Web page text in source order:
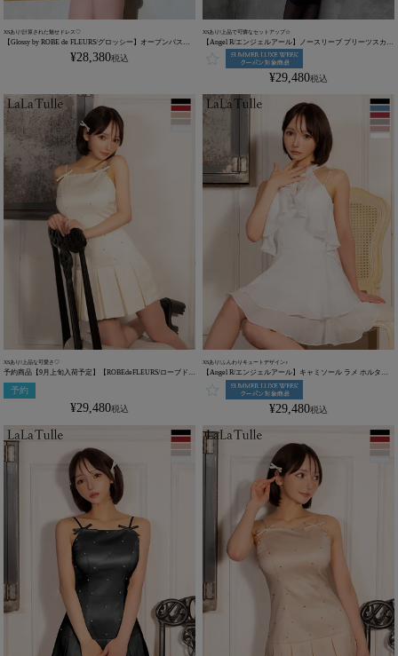
XSあり!計算された魅せドレス♡
【Glossy by ROBE de FLEURS/グロッシー】オープンバスト
セクシー キャミソール ビジューホルター タイトミニドレス
¥28,380税込
XSあり!上品で可憐なセットアップ☆
【Angel R/エンジェルアール】ノースリーブ プリーツスカー
ト リボン セットアップ 襟付き ポケット チェーン フレアミ
ニドレス (AR25864)
¥29,480税込
XSあり!上品な可愛さ♡
予約商品【9月上旬入荷予定】【ROBEdeFLEURS/ローブドフ
ルール】リボン ボックスプリーツ ビジュー キャミソール ガ
ーリー フレアミニドレス (fm3399)
予約
¥29,480税込
XSあり!ふんわりキュートデザイン♪
【Angel R/エンジェルアール】キャミソール ラメ ホルター
ネック 2way ビジュー フレアミニドレス (AR25837)
¥29,480税込